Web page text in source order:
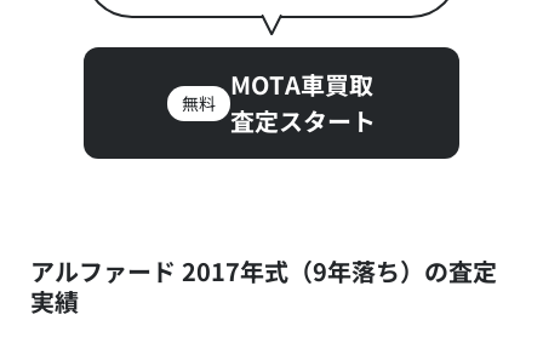
無料
MOTA車買取
査定スタート
アルファード 2017年式（9年落ち）の査定
実績